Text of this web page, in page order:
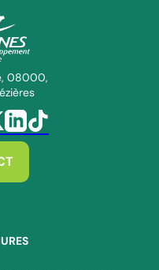
des Ardennes Pro
08000,
Facebook
sur Instagram
sur Youtube
nous sur Twitter
Suivez-nous sur Linkedin
Suivez-nous sur Tiktok